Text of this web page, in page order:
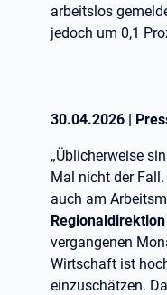
arbeitslos
jedoch um 0,1
30.04.2026 |
„Üblicherweise
Mal nicht der
auch am
vergangenen
Wirtschaft ist
einzuschätzen.